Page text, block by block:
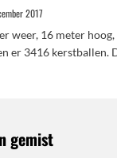
2017
weer, 16 meter
er 3416 kerstballen.
gemist